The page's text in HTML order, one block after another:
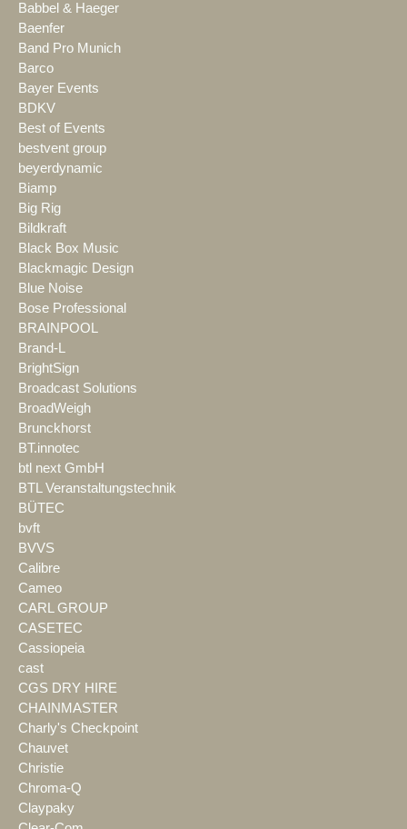
Babbel & Haeger
Baenfer
Band Pro Munich
Barco
Bayer Events
BDKV
Best of Events
bestvent group
beyerdynamic
Biamp
Big Rig
Bildkraft
Black Box Music
Blackmagic Design
Blue Noise
Bose Professional
BRAINPOOL
Brand-L
BrightSign
Broadcast Solutions
BroadWeigh
Brunckhorst
BT.innotec
btl next GmbH
BTL Veranstaltungstechnik
BÜTEC
bvft
BVVS
Calibre
Cameo
CARL GROUP
CASETEC
Cassiopeia
cast
CGS DRY HIRE
CHAINMASTER
Charly's Checkpoint
Chauvet
Christie
Chroma-Q
Claypaky